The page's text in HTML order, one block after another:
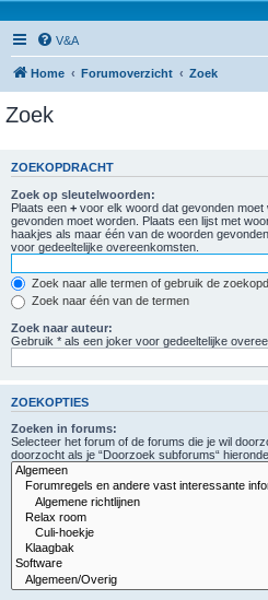
V&A
Home Forumoverzicht Zoek
Zoek
ZOEKOPDRACHT
Zoek op sleutelwoorden:
Plaats een + voor elk woord dat gevonden moet
gevonden moet worden. Plaats een lijst met
haakjes als maar één van de woorden
voor gedeeltelijke overeenkomsten.
Zoek naar alle termen of gebruik de
Zoek naar één van de termen
Zoek naar auteur:
Gebruik * als een joker voor gedeeltelijke
ZOEKOPTIES
Zoeken in forums:
Selecteer het forum of de forums die je wil
doorzocht als je “Doorzoek subforums“